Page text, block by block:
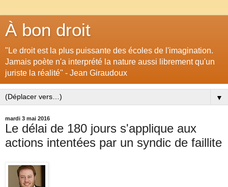
À bon droit
"Le droit est la plus puissante des écoles de l'imagination.
Jamais poète n'a interprété la nature aussi librement qu'un
juriste la réalité" - Jean Giraudoux
▼
mardi 3 mai 2016
Le délai de 180 jours s'applique aux
actions intentées par un syndic de faillite